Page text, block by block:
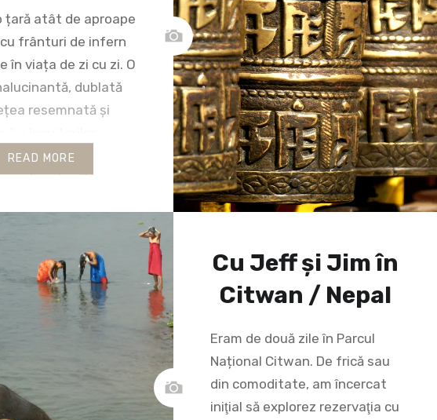
țară atât de aproape
frânturi de infern
în viața de zi cu zi. O
dublată
resemnată și
un abur gri
cartierelor. Zilnic
(inclusiv în hotelul
READ MORE
Cu Jeff și Jim în
Citwan / Nepal
Eram de două zile în Parcul
Național Citwan. De frică sau
din comoditate, am încercat
iniţial să explorez rezervaţia cu